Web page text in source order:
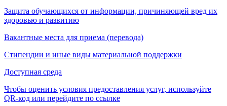
Защита обучающихся от информации, причиняющей вред их
здоровью и развитию
Вакантные места для приема (перевода)
Стипендии и иные виды материальной поддержки
Доступная среда
Чтобы оценить условия предоставления услуг, используйте
QR-код или перейдите по ссылке